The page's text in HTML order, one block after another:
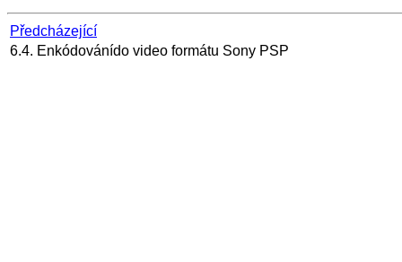
Předcházející
6.4. Enkódovánído video formátu Sony PSP